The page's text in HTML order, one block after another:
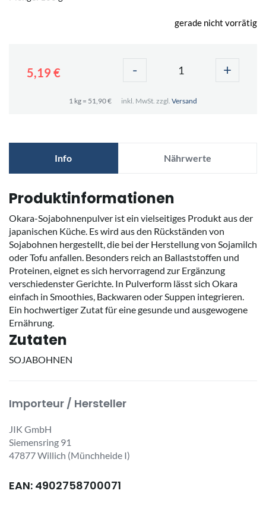
gerade nicht vorrätig
5,19 € - +
1 kg = 51,90 € inkl. MwSt. zzgl. Versand
Info Nährwerte
Produktinformationen
Okara-Sojabohnenpulver ist ein vielseitiges Produkt aus der
japanischen Küche. Es wird aus den Rückständen von
Sojabohnen hergestellt, die bei der Herstellung von Sojamilch
oder Tofu anfallen. Besonders reich an Ballaststoffen und
Proteinen, eignet es sich hervorragend zur Ergänzung
verschiedenster Gerichte. In Pulverform lässt sich Okara
einfach in Smoothies, Backwaren oder Suppen integrieren.
Ein hochwertiger Zutat für eine gesunde und ausgewogene
Ernährung.
Zutaten
SOJABOHNEN
Importeur / Hersteller
JIK GmbH
Siemensring 91
47877 Willich (Münchheide I)
EAN: 4902758700071